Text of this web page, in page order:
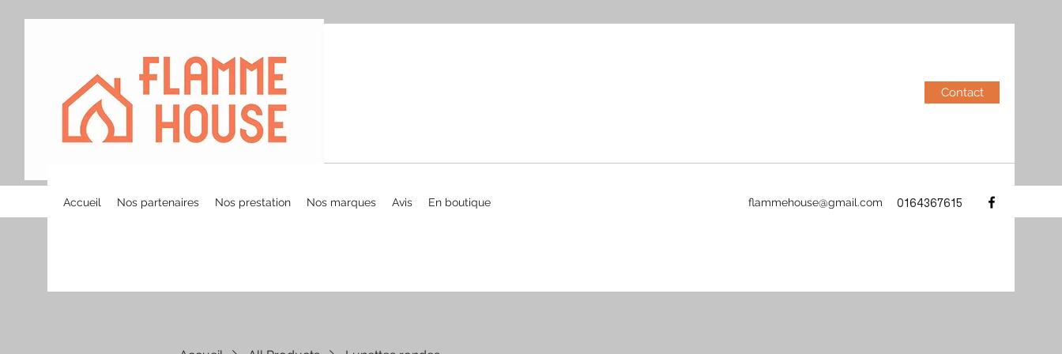
Contact
Accueil Nos partenaires Nos prestation Nos marques Avis En boutique flammehouse@gmail.com 0164367615